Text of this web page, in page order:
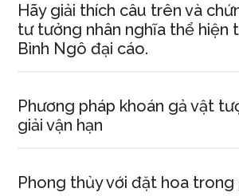
Hãy giải thích câu trên và
tư tưởng nhân nghĩa thể hiện
Bình Ngô đại cáo.
Phương pháp khoán gả vật
giải vận hạn
Phong thủy với đặt hoa trong